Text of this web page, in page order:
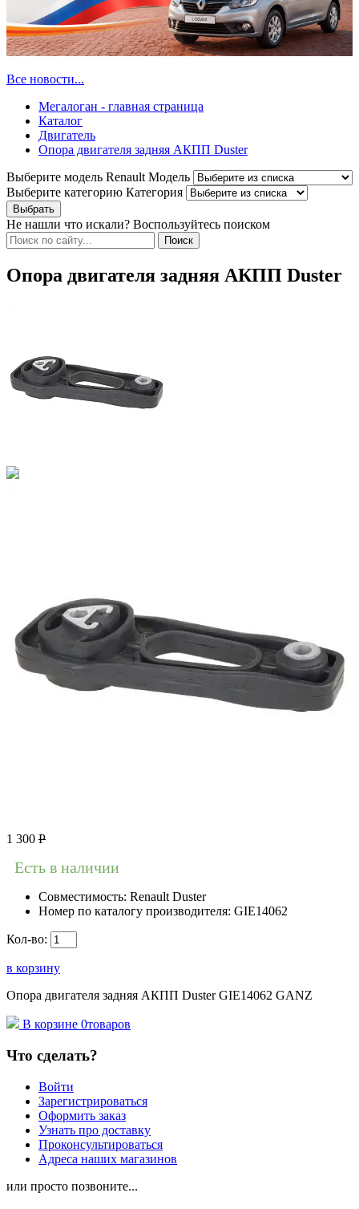
Все новости...
Мегалоган - главная страница
Каталог
Двигатель
Опора двигателя задняя АКПП Duster
Выберите модель Renault Модель
Выберите категорию Категория
Не нашли что искали? Воспользуйтесь поиском
Опора двигателя задняя АКПП Duster
1 300 Р
Есть в наличии
Совместимость: Renault Duster
Номер по каталогу производителя: GIE14062
Кол-во:
в корзину
Опора двигателя задняя АКПП Duster GIE14062 GANZ
В корзине 0товаров
Что сделать?
Войти
Зарегистрироваться
Оформить заказ
Узнать про доставку
Проконсультироваться
Адреса наших магазинов
или просто позвоните...